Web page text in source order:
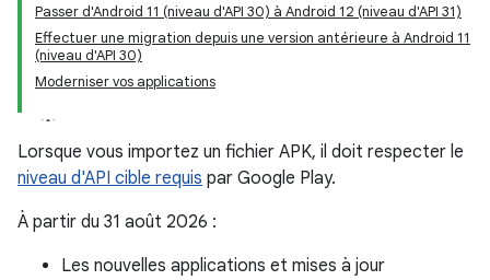
Passer d'Android 11 (niveau d'API 30) à Android 12 (niveau d'API 31)
Effectuer une migration depuis une version antérieure à Android 11
(niveau d'API 30)
Moderniser vos applications
Lorsque vous importez un fichier APK, il doit respecter le
niveau d'API cible requis par Google Play.
À partir du 31 août 2026 :
Les nouvelles applications et mises à jour